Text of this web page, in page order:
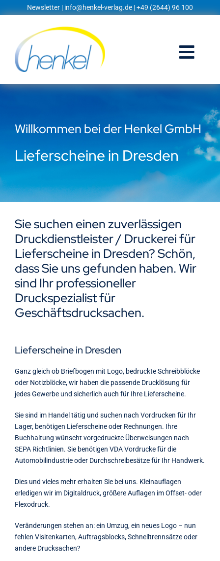
Inhalt
Newsletter | info@henkel-verlag.de | +49 (2644) 96 100
Startseite
Techniklexikon
Kontakt
Willkommen bei der Henkel GmbH
Lieferscheine in Dresden
Sie suchen einen zuverlässigen
Druckdienstleister / Druckerei für
Lieferscheine in Dresden? Schön,
dass Sie uns gefunden haben. Wir
sind Ihr professioneller
Druckspezialist für
Geschäftsdrucksachen.
Lieferscheine in Dresden
Ganz gleich ob Briefbogen mit Logo, bedruckte Schreibblöcke
oder Notizblöcke, wir haben die passende Drucklösung für
jedes Gewerbe und sicherlich auch für Ihre Lieferscheine.
Sie sind im Handel tätig und suchen nach Vordrucken für Ihr
Lager, benötigen Lieferscheine oder Rechnungen. Ihre
Buchhaltung wünscht vorgedruckte Überweisungen nach
SEPA Richtlinien. Sie benötigen VDA Vordrucke für die
Automobilindustrie oder Durchschreibesätze für Ihr Handwerk.
Dies und vieles mehr erhalten Sie bei uns. Kleinauflagen
erledigen wir im Digitaldruck, größere Auflagen im Offset- oder
Flexodruck.
Veränderungen stehen an: ein Umzug, ein neues Logo – nun
fehlen Visitenkarten, Auftragsblocks, Schnelltrennsätze oder
andere Drucksachen?